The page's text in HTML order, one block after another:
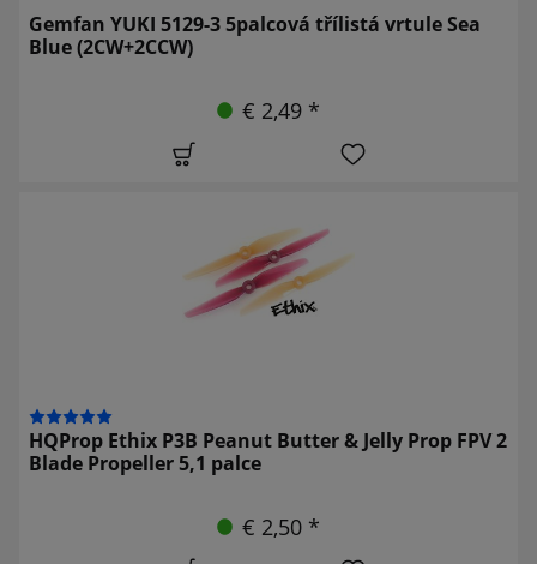
Gemfan YUKI 5129-3 5palcová třílistá vrtule Sea
Blue (2CW+2CCW)
€ 2,49 *
HQProp Ethix P3B Peanut Butter & Jelly Prop FPV 2
Blade Propeller 5,1 palce
€ 2,50 *